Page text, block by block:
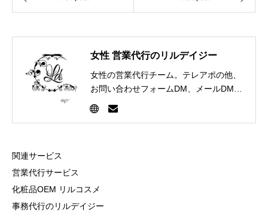
女性 営業代行のリルデイジー
女性の営業代行チーム。テレアポの他、
お問い合わせフォームDM、メールDM、
FAXDMなど様々な営業手法を通じて企
業のセールス部門を担当します。
関連サービス
営業代行サービス
化粧品OEM リルコスメ
事務代行のリルデイジー